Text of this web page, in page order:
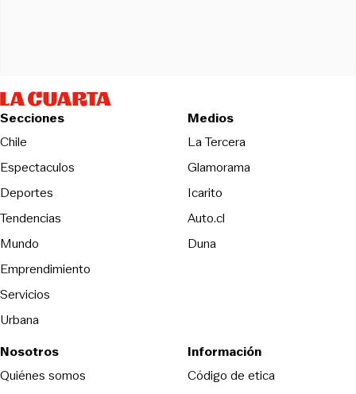
Secciones
Chile
Espectaculos
Deportes
Tendencias
Mundo
Emprendimiento
Servicios
Urbana
Medios
La Tercera
Glamorama
Icarito
Auto.cl
Duna
Nosotros
Quiénes somos
Información
Código de etica